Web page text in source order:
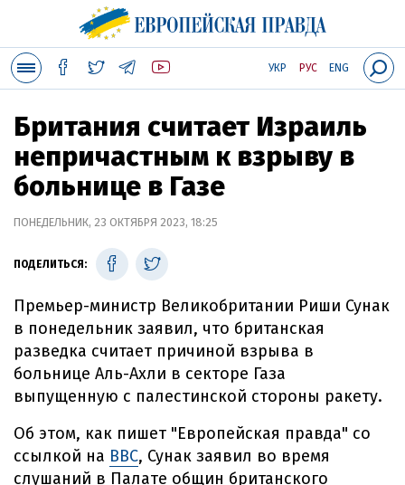
УКР РУС ENG
Британия считает Израиль
непричастным к взрыву в
больнице в Газе
ПОНЕДЕЛЬНИК, 23 ОКТЯБРЯ 2023, 18:25
ПОДЕЛИТЬСЯ:
Премьер-министр Великобритании Риши Сунак
в понедельник заявил, что британская
разведка считает причиной взрыва в
больнице Аль-Ахли в секторе Газа
выпущенную с палестинской стороны ракету.
Об этом, как пишет "Европейская правда" со
ссылкой на BBC, Сунак заявил во время
слушаний в Палате общин британского